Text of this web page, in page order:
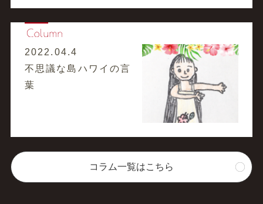
2022.04.4
不思議な島ハワイの言
葉
コラム一覧はこちら